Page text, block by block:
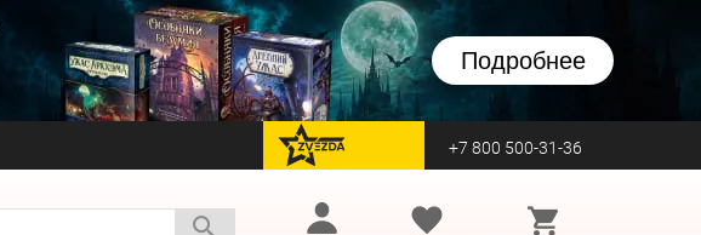
Подробнее
перейти на Zvezda +7 800 500-31-36